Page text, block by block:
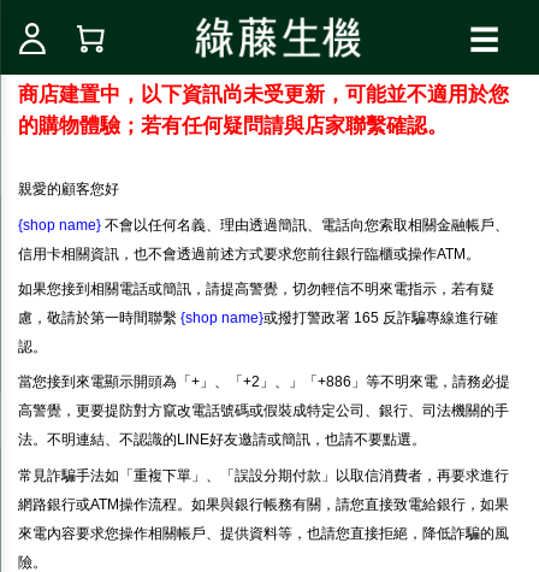
☰
商店建置中，以下資訊尚未受更新，可能並不適用於您
的購物體驗；若有任何疑問請與店家聯繫確認。
親愛的顧客您好
{shop name} 不會以任何名義、理由透過簡訊、電話向您索取相關金融帳戶、
信用卡相關資訊，也不會透過前述方式要求您前往銀行臨櫃或操作ATM。
如果您接到相關電話或簡訊，請提高警覺，切勿輕信不明來電指示，若有疑
慮，敬請於第一時間聯繫 {shop name}或撥打警政署 165 反詐騙專線進行確
認。
當您接到來電顯示開頭為「+」、「+2」、」「+886」等不明來電，請務必提
高警覺，更要提防對方竄改電話號碼或假裝成特定公司、銀行、司法機關的手
法。不明連結、不認識的LINE好友邀請或簡訊，也請不要點選。
常見詐騙手法如「重複下單」、「誤設分期付款」以取信消費者，再要求進行
網路銀行或ATM操作流程。如果與銀行帳務有關，請您直接致電給銀行，如果
來電內容要求您操作相關帳戶、提供資料等，也請您直接拒絕，降低詐騙的風
險。